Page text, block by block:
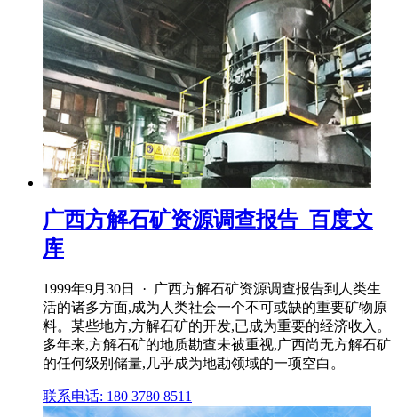
广西方解石矿资源调查报告_百度文
库
1999年9月30日 · 广西方解石矿资源调查报告到人类生
活的诸多方面,成为人类社会一个不可或缺的重要矿物原
料。某些地方,方解石矿的开发,已成为重要的经济收入。
多年来,方解石矿的地质勘查未被重视,广西尚无方解石矿
的任何级别储量,几乎成为地勘领域的一项空白。
联系电话: 180 3780 8511